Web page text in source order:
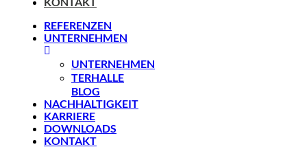
REFERENZEN
UNTERNEHMEN
UNTERNEHMEN
TERHALLE
BLOG
NACHHALTIGKEIT
KARRIERE
DOWNLOADS
KONTAKT